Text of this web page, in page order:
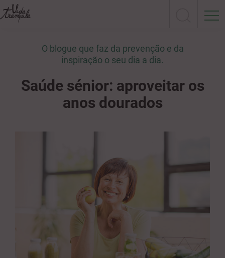
O blogue que faz da prevenção e da
inspiração o seu dia a dia.
Saúde sénior: aproveitar os
anos dourados